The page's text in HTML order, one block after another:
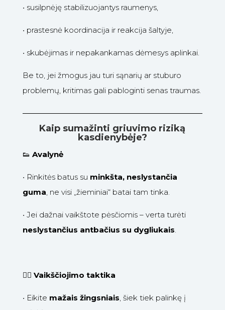
• susilpnėję stabilizuojantys raumenys,
• prastesnė koordinacija ir reakcija šaltyje,
• skubėjimas ir nepakankamas dėmesys aplinkai.
Be to, jei žmogus jau turi sąnarių ar stuburo
problemų, kritimas gali pabloginti senas traumas.
Kaip sumažinti griuvimo riziką
kasdienybėje?
👟 Avalynė
• Rinkitės batus su minkšta, neslystančia
guma, ne visi „žieminiai“ batai tam tinka.
• Jei dažnai vaikštote pėsčiomis – verta turėti
neslystančius antbačius su dygliukais.
🚶‍♀️ Vaikščiojimo taktika
• Eikite mažais žingsniais, šiek tiek palinkę į